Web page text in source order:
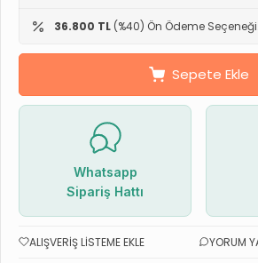
36.800 TL (%40) Ön Ödeme Seçeneği.
Sepete Ekle
Whatsapp
Sipariş Hattı
ALIŞVERIŞ LISTEME EKLE
YORUM